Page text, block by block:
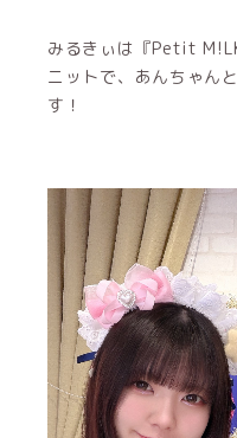
みるきぃは『Petit
ニットで、あんちゃん
す！